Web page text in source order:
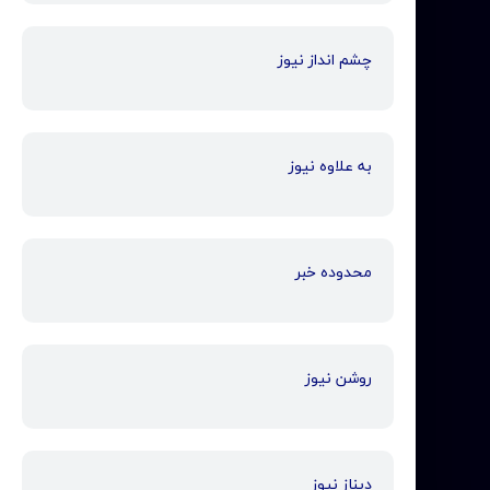
چشم انداز نیوز
به علاوه نیوز
محدوده خبر
روشن نیوز
دیناز نیوز